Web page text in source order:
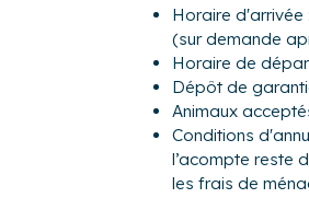
bouilloire électrique,
cuisson, imaginée
- Une suite parentale
douche, lavabo
accès direct au jardin
À l'étage :
- Deux chambres
Horaire d'arrivée
(sur demande
Horaire de
Dépôt de
Animaux
Conditions
l’acompte reste
les frais de